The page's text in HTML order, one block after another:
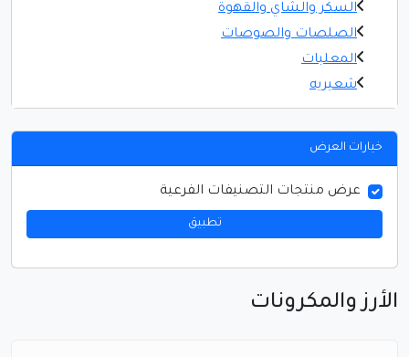
السكر والشاي والقهوة
الصلصات والصوصات
المعلبات
شعيريه
خيارات العرض
عرض منتجات التصنيفات الفرعية
تطبيق
الأرز والمكرونات